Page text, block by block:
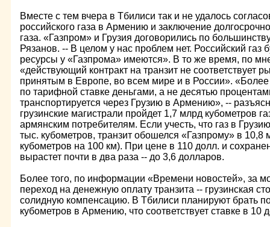
Вместе с тем вчера в Тбилиси так и не удалось
российского газа в Армению и заключение
газа. «Газпром» и Грузия договорились по
Рязанов. -- В целом у нас проблем нет. Российский газ
ресурсы у «Газпрома» имеются». В то же время, по
«действующий контракт на транзит не соответствует
принятым в Европе, во всем мире и в России». «Более
по тарифной ставке деньгами, а не десятью
транспортируется через Грузию в Армению», --
грузинские магистрали пройдет 1,7 млрд кубометров
армянским потребителям. Если учесть, что газ в
тыс. кубометров, транзит обошелся «Газпрому» в 10,8
кубометров на 100 км). При цене в 110 долл. и
вырастет почти в два раза -- до 3,6 долларов.
Более того, по информации «Времени новостей», за
переход на денежную оплату транзита -- грузинская
солидную компенсацию. В Тбилиси планируют брать
кубометров в Армению, что соответствует ставке в 10